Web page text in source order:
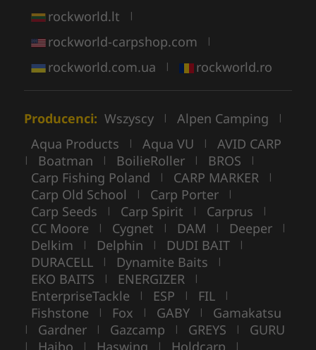
rockworld.lt |
rockworld-carpshop.com |
rockworld.com.ua | rockworld.ro
Producenci: Wszyscy | Alpen Camping |
Aqua Products | Aqua VU | AVID CARP
| Boatman | BoilieRoller | BROS |
Carp Fishing Poland | CARP MARKER |
Carp Old School | Carp Porter |
Carp Seeds | Carp Spirit | Carprus |
CC Moore | Cygnet | DAM | Deeper |
Delkim | Delphin | DUDI BAIT |
DURACELL | Dynamite Baits |
EKO BAITS | ENERGIZER |
EnterpriseTackle | ESP | FIL |
Fishstone | Fox | GABY | Gamakatsu
| Gardner | Gazcamp | GREYS | GURU
| Haibo | Haswing | Holdcarp |